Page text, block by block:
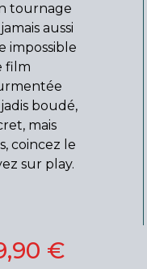
tournage
aussi
impossible
film
boudé,
mais
coincez le
sur play.
€